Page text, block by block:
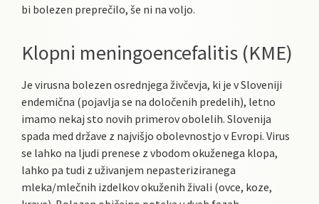
bi bolezen preprečilo, še ni na voljo.
Klopni meningoencefalitis (KME)
Je virusna bolezen osrednjega živčevja, ki je v Sloveniji
endemična (pojavlja se na določenih predelih), letno
imamo nekaj sto novih primerov obolelih. Slovenija
spada med države z najvišjo obolevnostjo v Evropi. Virus
se lahko na ljudi prenese z vbodom okuženega klopa,
lahko pa tudi z uživanjem nepasteriziranega
mleka/mlečnih izdelkov okuženih živali (ovce, koze,